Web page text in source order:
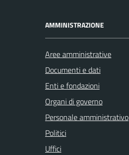
AMMINISTRAZIONE
Aree amministrative
Documenti e dati
Enti e fondazioni
Organi di governo
Personale amministrativo
Politici
Uffici